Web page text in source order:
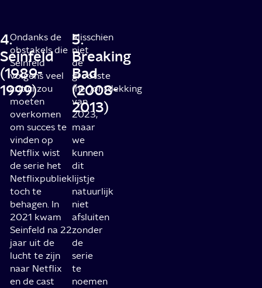
4.
Seinfeld
(1989-
1999)
Ondanks de
obstakels die
Seinfeld
volgens veel
critici zou
moeten
overkomen
om succes te
vinden op
Netflix wist
de serie het
Netflixpubliek
toch te
behagen. In
2021 kwam
Seinfeld na 22
jaar uit de
lucht te zijn
naar Netflix
en de cast
5.
Breaking
Bad
(2008-
2013)
Misschien
niet
de
grootste
(her)ontdekking
van
2023,
maar
we
kunnen
dit
lijstje
natuurlijk
niet
afsluiten
zonder
de
serie
te
noemen